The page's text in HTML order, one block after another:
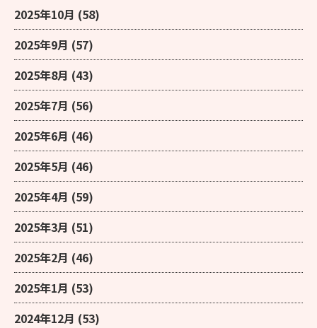
2025年10月 (58)
2025年9月 (57)
2025年8月 (43)
2025年7月 (56)
2025年6月 (46)
2025年5月 (46)
2025年4月 (59)
2025年3月 (51)
2025年2月 (46)
2025年1月 (53)
2024年12月 (53)